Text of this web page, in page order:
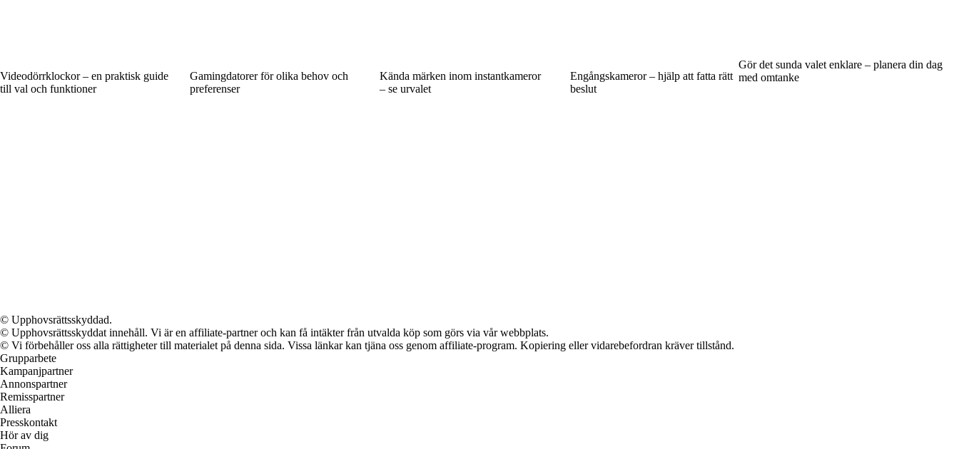
Videodörrklockor – en praktisk guide
till val och funktioner
Gamingdatorer för olika behov och
preferenser
Kända märken inom instantkameror
– se urvalet
Engångskameror – hjälp att fatta rätt
beslut
Gör det sunda valet enklare – planera din dag
med omtanke
© Upphovsrättsskyddad.
© Upphovsrättsskyddat innehåll. Vi är en affiliate-partner och kan få intäkter från utvalda köp som görs via vår webbplats.
© Vi förbehåller oss alla rättigheter till materialet på denna sida. Vissa länkar kan tjäna oss genom affiliate-program. Kopiering eller vidarebefordran kräver tillstånd.
Grupparbete
Kampanjpartner
Annonspartner
Remisspartner
Alliera
Presskontakt
Hör av dig